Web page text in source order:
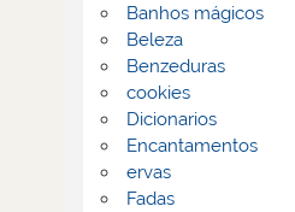
Banhos mágicos
Beleza
Benzeduras
cookies
Dicionarios
Encantamentos
ervas
Fadas